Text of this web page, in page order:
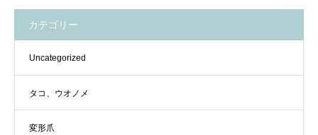
カテゴリー
Uncategorized
タコ、ウオノメ
変形爪